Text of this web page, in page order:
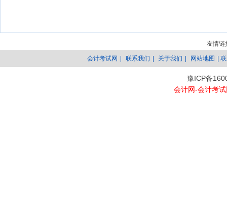
友情链
会计考试网 联系我们 关于我们 网站地图 |
豫ICP备
会计网-会计考